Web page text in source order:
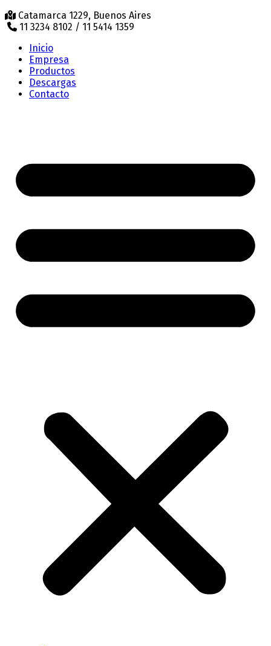
Catamarca 1229, Buenos Aires
11 3234 8102 / 11 5414 1359
Inicio
Empresa
Productos
Descargas
Contacto